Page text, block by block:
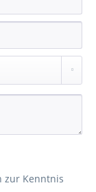
zur Kenntnis